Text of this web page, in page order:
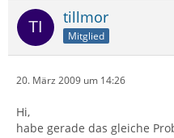
tillmor
Mitglied
20. März 2009 um 14:26
Hi,
habe gerade das gleiche